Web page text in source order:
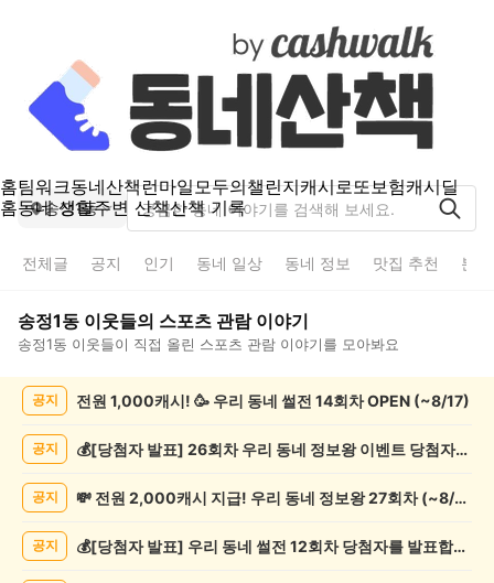
홈팀워크동네산책런마일모두의챌린지캐시로또보험캐시딜
홈동네 생활주변 산책산책 기록
송정1동
전체글 공지 인기 동네 일상 동네 정보 맛집 추천 분
송정1동 이웃들의 스포츠 관람이야기
송정1동 이웃들이 직접 올린 스포츠 관람 이야기를 모아봐요
공지 전원 1,000캐시! 🥳 우리 동네 썰전 14회차 OPEN (~8/17)
공지 💰[당첨자 발표] 26회차 우리 동네 정보왕 이벤트 당첨자를 발표합니다!
공지 💸 전원 2,000캐시 지급! 우리 동네 정보왕 27회차 (~8/10)
공지 💰[당첨자 발표] 우리 동네 썰전 12회차 당첨자를 발표합니다!